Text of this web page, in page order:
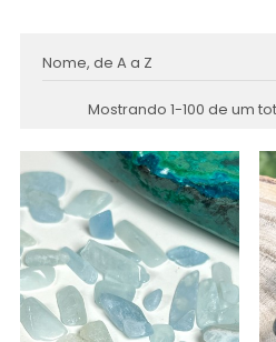
Nome, de A a Z
Mostrando 1-100 de um